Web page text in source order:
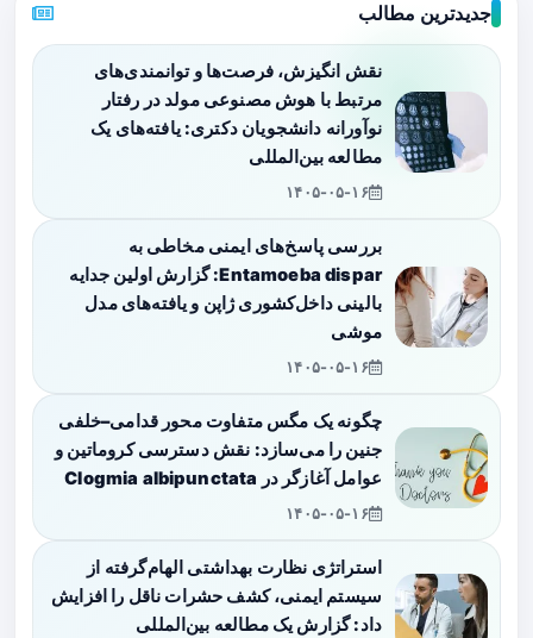
جدیدترین مطالب
نقش انگیزش، فرصت‌ها و توانمندی‌های
مرتبط با هوش مصنوعی مولد در رفتار
نوآورانه دانشجویان دکتری: یافته‌های یک
مطالعه بین‌المللی
۱۴۰۵-۰۵-۱۶
بررسی پاسخ‌های ایمنی مخاطی به
Entamoeba dispar: گزارش اولین جدایه
بالینی داخل‌کشوری ژاپن و یافته‌های مدل
موشی
۱۴۰۵-۰۵-۱۶
چگونه یک مگس متفاوت محور قدامی–خلفی
جنین را می‌سازد: نقش دسترسی کروماتین و
عوامل آغازگر در Clogmia albipunctata
۱۴۰۵-۰۵-۱۶
استراتژی نظارت بهداشتی الهام‌گرفته از
سیستم ایمنی، کشف حشرات ناقل را افزایش
داد: گزارش یک مطالعه بین‌المللی